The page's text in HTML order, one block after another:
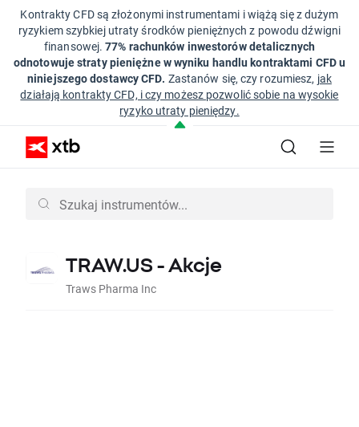
Kontrakty CFD są złożonymi instrumentami i wiążą się z dużym
ryzykiem szybkiej utraty środków pieniężnych z powodu dźwigni
finansowej.77% rachunków inwestorów detalicznych
odnotowuje straty pieniężne w wyniku handlu kontraktami CFD u
niniejszego dostawcy CFD. Zastanów się, czy rozumiesz, jak
działają kontrakty CFD, i czy możesz pozwolić sobie na wysokie
ryzyko utraty pieniędzy.
TRAW.US - Akcje
Traws Pharma Inc